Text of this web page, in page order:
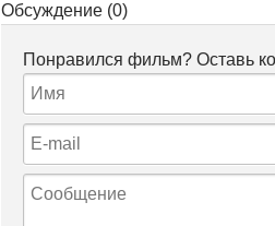
Обсуждение (0)
Понравился фильм? Оставь